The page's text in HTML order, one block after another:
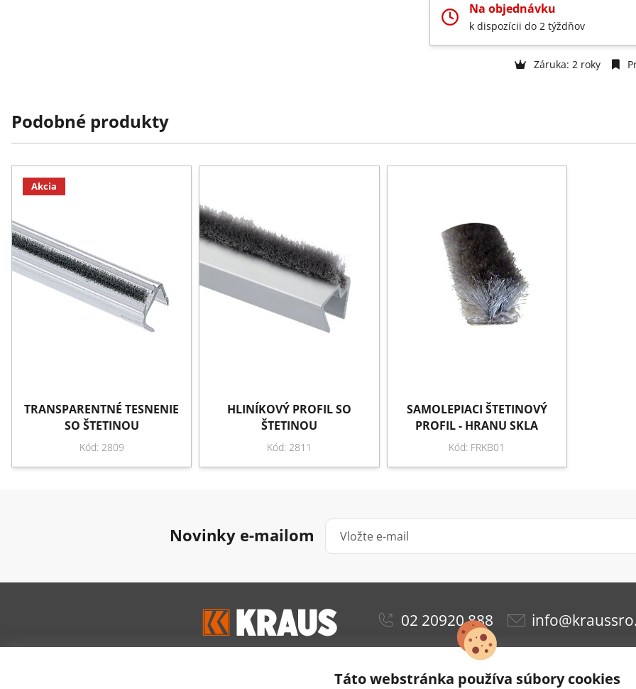
Na objednávku
k dispozícii do 2 týždňov
Záruka: 2 roky
Podobné produkty
Akcia
TRANSPARENTNÉ TESNENIE
SO ŠTETINOU
Kód: 2809
HLINÍKOVÝ PROFIL SO
ŠTETINOU
Kód: 2811
SAMOLEPIACI ŠTETINOVÝ
PROFIL - HRANU SKLA
Kód: FRKB01
Novinky e-mailom
02 20920 888
Táto webstránka používa súbory cookies